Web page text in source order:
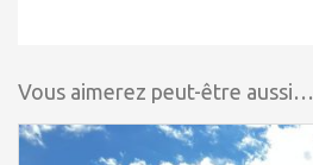
Vous aimerez peut-être aussi…